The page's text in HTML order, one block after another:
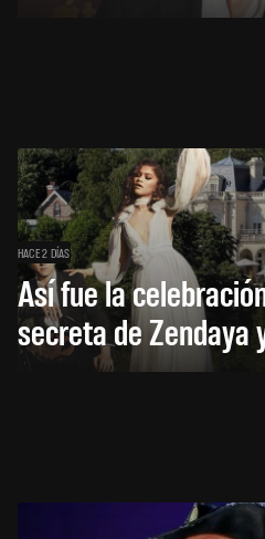
HACE 2 DÍAS
Así fue la
secreta de Zendaya